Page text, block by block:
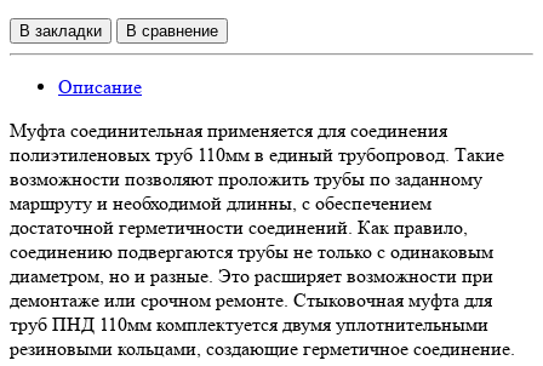
В закладки В сравнение
Описание
Муфта соединительная применяется для соединения
полиэтиленовых труб 110мм в единый трубопровод. Такие
возможности позволяют проложить трубы по заданному
маршруту и необходимой длинны, с обеспечением
достаточной герметичности соединений. Как правило,
соединению подвергаются трубы не только с одинаковым
диаметром, но и разные. Это расширяет возможности при
демонтаже или срочном ремонте. Стыковочная муфта для
труб ПНД 110мм комплектуется двумя уплотнительными
резиновыми кольцами, создающие герметичное соединение.